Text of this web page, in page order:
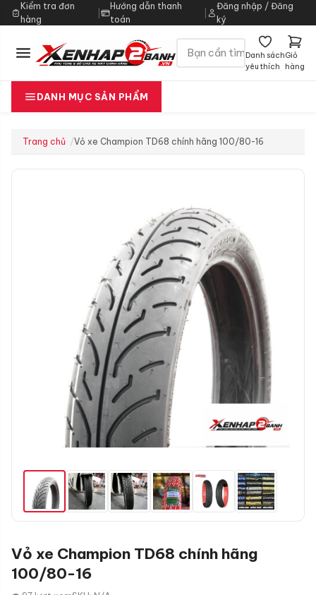
Kiểm tra đơn
hàng
|
Hướng dẫn thanh
toán
Đăng nhập / Đăng
ký
Danh sách
yêu thích
Giỏ
hàng
DANH MỤC SẢN PHẨM
Trang chủ Vỏ xe Champion TD68 chính hãng 100/80-16
Vỏ xe Champion TD68 chính hãng
100/80-16